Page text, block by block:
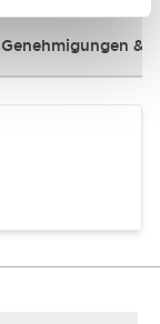
Genehmigungen &